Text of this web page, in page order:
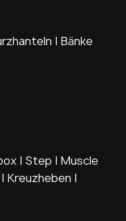
| Bänke
| Step | Muscle
Kreuzheben |